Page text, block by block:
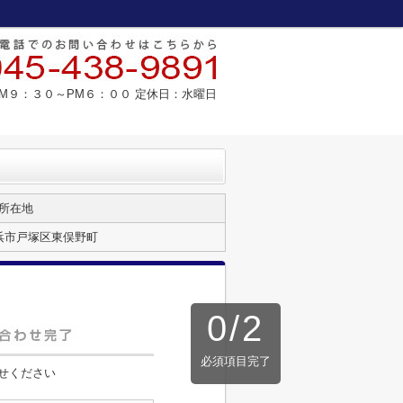
９：３０～PM６：００ 定休日：水曜日
在地
市戸塚区東俣野町
0/2
必須項目完了
ください